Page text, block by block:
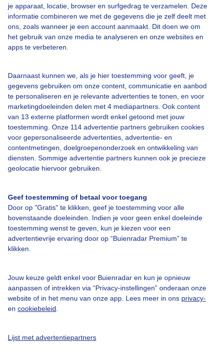
je apparaat, locatie, browser en surfgedrag te verzamelen. Deze
informatie combineren we met de gegevens die je zelf deelt met
ons, zoals wanneer je een account aanmaakt. Dit doen we om
het gebruik van onze media te analyseren en onze websites en
apps te verbeteren.
Daarnaast kunnen we, als je hier toestemming voor geeft, je
gegevens gebruiken om onze content, communicatie en aanbod
te personaliseren en je relevante advertenties te tonen, en voor
marketingdoeleinden delen met 4 mediapartners. Ook content
van 13 externe platformen wordt enkel getoond met jouw
toestemming. Onze 114 advertentie partners gebruiken cookies
voor gepersonaliseerde advertenties, advertentie- en
contentmetingen, doelgroepenonderzoek en ontwikkeling van
diensten. Sommige advertentie partners kunnen ook je precieze
geolocatie hiervoor gebruiken.
Geef toestemming of betaal voor toegang
Door op "Gratis" te klikken, geef je toestemming voor alle
bovenstaande doeleinden. Indien je voor geen enkel doeleinde
toestemming wenst te geven, kun je kiezen voor een
advertentievrije ervaring door op “Buienradar Premium” te
klikken.
Jouw keuze geldt enkel voor Buienradar en kun je opnieuw
aanpassen of intrekken via “Privacy-instellingen” onderaan onze
website of in het menu van onze app. Lees meer in ons privacy-
en cookiebeleid
Lijst met advertentiepartners
Een moment geduld aub...
Over Buienradar
Bedrijfsgegevens
Veelgestelde vragen
Contact
Gebruikersvoorwaarden
Adverteren
Buienradar Team
Privacy beleid
Privacy instellingen
Gratis weerdata
Buienradar